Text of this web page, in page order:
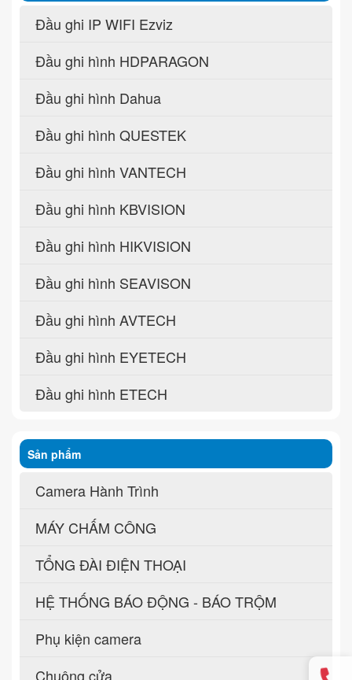
Đầu ghi IP WIFI Ezviz
Đầu ghi hình HDPARAGON
Đầu ghi hình Dahua
Đầu ghi hình QUESTEK
Đầu ghi hình VANTECH
Đầu ghi hình KBVISION
Đầu ghi hình HIKVISION
Đầu ghi hình SEAVISON
Đầu ghi hình AVTECH
Đầu ghi hình EYETECH
Đầu ghi hình ETECH
Sản phẩm
Camera Hành Trình
MÁY CHẤM CÔNG
TỔNG ĐÀI ĐIỆN THOẠI
HỆ THỐNG BÁO ĐỘNG - BÁO TRỘM
Phụ kiện camera
Chuông cửa